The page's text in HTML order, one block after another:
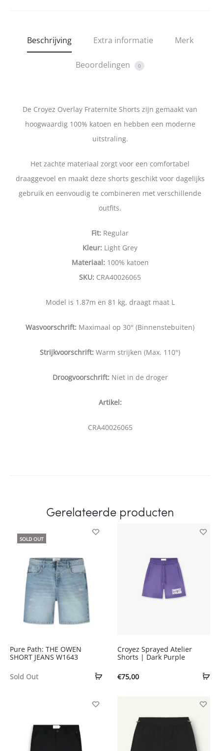
Beschrijving Extra informatie Merk
Beoordelingen 0
De Croyez Overlay Fraternite Shorts zijn gemaakt van
hoogwaardig 100% katoen en hebben een moderne
uitstraling.
Het zachte materiaal zorgt voor een comfortabel
draaggevoel en maakt deze shorts geschikt voor dagelijks
gebruik en eenvoudig te combineren met verschillende
outfits.
Fit: Regular
Kleur: Light Grey
Materiaal: 100% katoen
SKU: CRA40026065
Model is 1.87m en 81 kg, draagt maat L
Wasvoorschrift: Maximaal op 30° (Binnenstebuiten)
Strijkvoorschrift: Warm strijken (Max. 110°)
Droogvoorschrift: Niet in de droger
Artikel:
CRA40026065
Gerelateerde producten
SOLD OUT
Pure Path: THE OWEN
SHORT JEANS W1643
Sold Out
Croyez Sprayed Atelier
Shorts | Dark Purple
€75,00